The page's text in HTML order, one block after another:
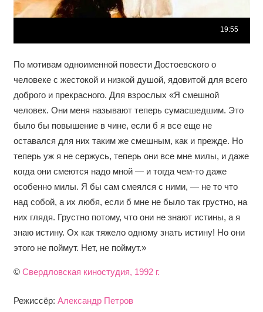
По мотивам одноименной повести Достоевского о
человеке с жестокой и низкой душой, ядовитой для всего
доброго и прекрасного. Для взрослых «Я смешной
человек. Они меня называют теперь сумасшедшим. Это
было бы повышение в чине, если б я все еще не
оставался для них таким же смешным, как и прежде. Но
теперь уж я не сержусь, теперь они все мне милы, и даже
когда они смеются надо мной — и тогда чем-то даже
особенно милы. Я бы сам смеялся с ними, — не то что
над собой, а их любя, если б мне не было так грустно, на
них глядя. Грустно потому, что они не знают истины, а я
знаю истину. Ох как тяжело одному знать истину! Но они
этого не поймут. Нет, не поймут.»
© Свердловская киностудия, 1992 г.
Режиссёр: Александр Петров